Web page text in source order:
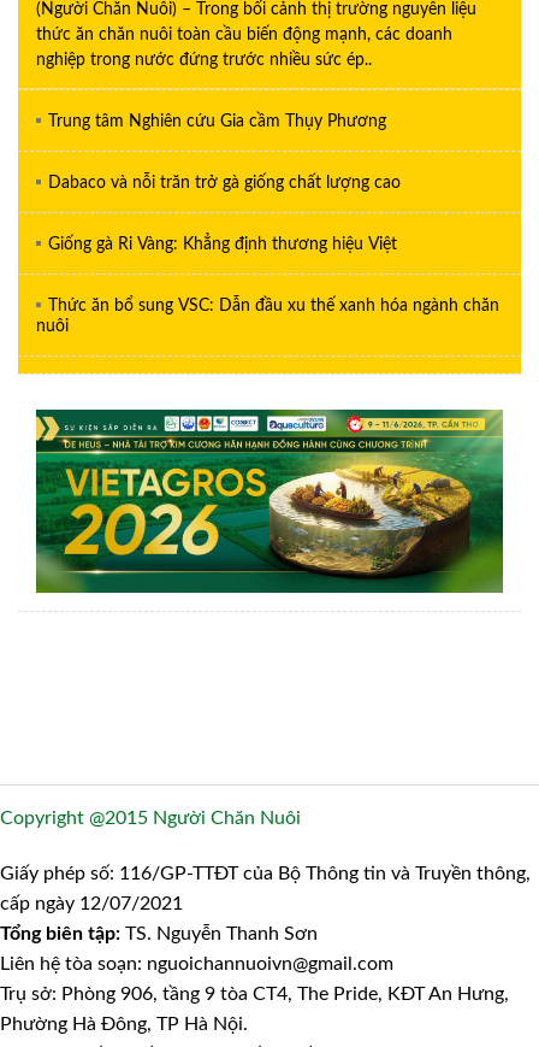
(Người Chăn Nuôi) – Trong bối cảnh thị trường nguyên liệu
thức ăn chăn nuôi toàn cầu biến động mạnh, các doanh
nghiệp trong nước đứng trước nhiều sức ép..
Trung tâm Nghiên cứu Gia cầm Thụy Phương
Dabaco và nỗi trăn trở gà giống chất lượng cao
Giống gà Ri Vàng: Khẳng định thương hiệu Việt
Thức ăn bổ sung VSC: Dẫn đầu xu thế xanh hóa ngành chăn
nuôi
Copyright @2015 Người Chăn Nuôi
Giấy phép số: 116/GP-TTĐT của Bộ Thông tin và Truyền thông,
cấp ngày 12/07/2021
Tổng biên tập: TS. Nguyễn Thanh Sơn
Liên hệ tòa soạn: nguoichannuoivn@gmail.com
Trụ sở: Phòng 906, tầng 9 tòa CT4, The Pride, KĐT An Hưng,
Phường Hà Đông, TP Hà Nội.